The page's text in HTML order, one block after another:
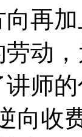
再
动
师
向收